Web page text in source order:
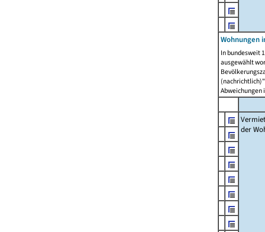
Wohnungen
In bundesweit
ausgewählt
Abweichungen
der